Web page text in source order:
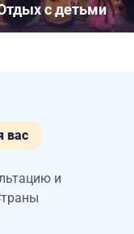
с детьми
вас
и